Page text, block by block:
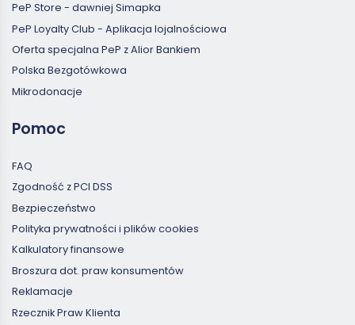
PeP Store - dawniej Simapka
PeP Loyalty Club - Aplikacja lojalnościowa
Oferta specjalna PeP z Alior Bankiem
Polska Bezgotówkowa
Mikrodonacje
Pomoc
FAQ
Zgodność z PCI DSS
Bezpieczeństwo
Polityka prywatności i plików cookies
Kalkulatory finansowe
Broszura dot. praw konsumentów
Reklamacje
Rzecznik Praw Klienta